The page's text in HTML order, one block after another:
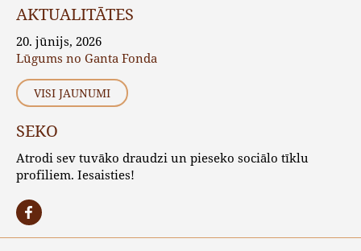
AKTUALITĀTES
20. jūnijs, 2026
Lūgums no Ganta Fonda
VISI JAUNUMI
SEKO
Atrodi sev tuvāko draudzi un pieseko sociālo tīklu
profiliem. Iesaisties!